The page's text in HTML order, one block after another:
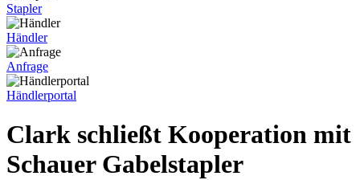
Stapler
Händler
Anfrage
Händlerportal
Clark schließt Kooperation mit
Schauer Gabelstapler